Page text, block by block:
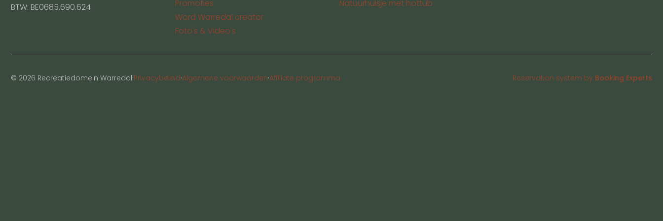
BTW: BE0685.690.624
Promoties
Word Warredal creator
Foto's & Video's
Natuurhuisje met hottub
© 2026 Recreatiedomein Warredal·Privacybeleid·Algemene voorwaarden·Affiliate programma Reservation system by Booking Experts